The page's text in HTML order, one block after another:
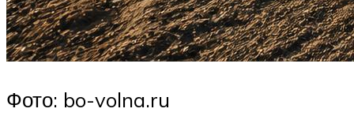
Фото: bo-volna.ru